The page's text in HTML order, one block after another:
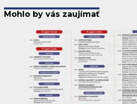
Mohlo by vás zaujímať